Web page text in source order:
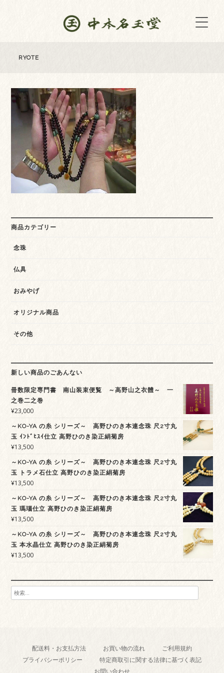
RYOTE
商品カテゴリー
念珠
仏具
おみやげ
オリジナル商品
その他
新しい商品のごあんない
冊数限定専門書 南山装束便覧 ～高野山之衣體～ 一
之巻二之巻
¥23,000
～KO-YA の糸 シリーズ～ 高野ひのき本連念珠 尺2寸丸
玉 ｲﾝﾄﾞﾋｽｲ仕立 高野ひのき染正絹菊房
¥13,500
～KO-YA の糸 シリーズ～ 高野ひのき本連念珠 尺2寸丸
玉 トラメ石仕立 高野ひのき染正絹菊房
¥13,500
～KO-YA の糸 シリーズ～ 高野ひのき本連念珠 尺2寸丸
玉 瑪瑙仕立 高野ひのき染正絹菊房
¥13,500
～KO-YA の糸 シリーズ～ 高野ひのき本連念珠 尺2寸丸
玉 本水晶仕立 高野ひのき染正絹菊房
¥13,500
検
索:
配送料・お支払方法 お買い物の流れ
ご利用規約
プライバシーポリシー
特定商取引に関する法律に基づく表記
お問い合わせ